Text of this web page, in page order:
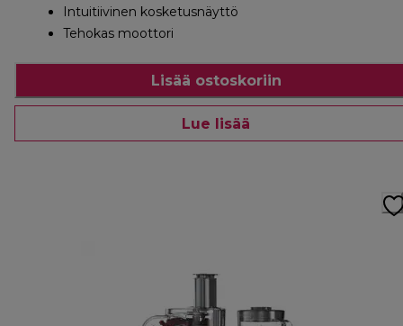
Intuitiivinen kosketusnäyttö
Tehokas moottori
Lisää ostoskoriin
Lue lisää